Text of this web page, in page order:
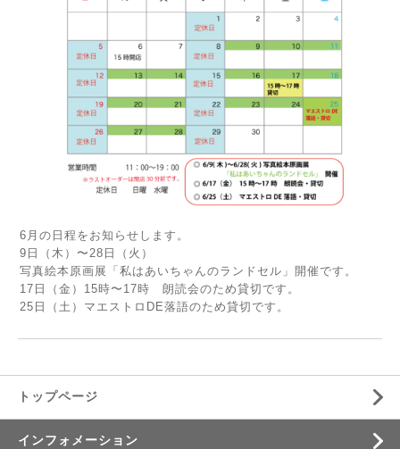
6月の日程をお知らせします。
9日（木）〜28日（火）
写真絵本原画展「私はあいちゃんのランドセル」開催です。
17日（金）15時〜17時 朗読会のため貸切です。
25日（土）マエストロDE落語のため貸切です。
トップページ
インフォメーション